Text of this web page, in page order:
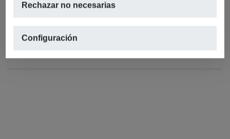
Rechazar no necesarias
Configuración
PUERTO, JÁVEA/XÀBIA